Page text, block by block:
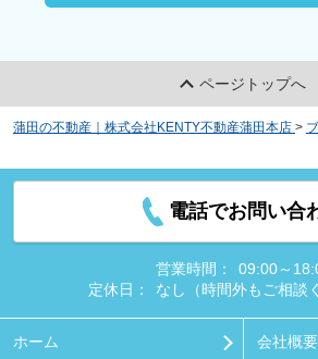
ページトップへ
蒲田の不動産｜株式会社KENTY不動産蒲田本店 >
電話でお問い合
営業時間：
09:00～
定休日：
なし（時間外もご相談
ホーム 会社概要